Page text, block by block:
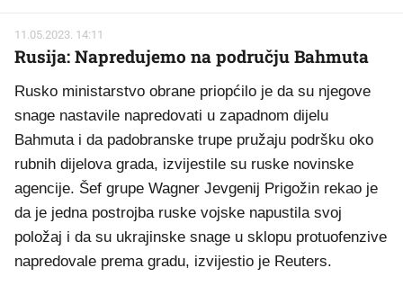
11.05.2023. 14:11
Rusija: Napredujemo na području Bahmuta
Rusko ministarstvo obrane priopćilo je da su njegove
snage nastavile napredovati u zapadnom dijelu
Bahmuta i da padobranske trupe pružaju podršku oko
rubnih dijelova grada, izvijestile su ruske novinske
agencije. Šef grupe Wagner Jevgenij Prigožin rekao je
da je jedna postrojba ruske vojske napustila svoj
položaj i da su ukrajinske snage u sklopu protuofenzive
napredovale prema gradu, izvijestio je Reuters.